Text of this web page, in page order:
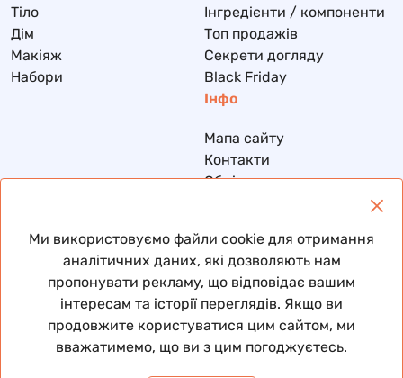
Тіло
Дім
Макіяж
Набори
Інгредієнти / компоненти
Топ продажів
Секрети догляду
Black Friday
Інфо
Мапа сайту
Контакти
Обмін та повернення
Договір публічної оферти
© 2026 Всі права захищені
Ми використовуємо файли cookie для отримання
аналітичних даних, які дозволяють нам
пропонувати рекламу, що відповідає вашим
інтересам та історії переглядів. Якщо ви
продовжите користуватися цим сайтом, ми
вважатимемо, що ви з цим погоджуєтесь.